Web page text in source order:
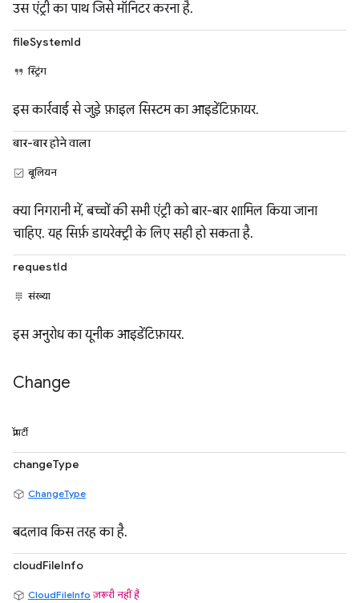
उस एंट्री का पाथ जिसे मॉनिटर करना है.
fileSystemId
स्ट्रिंग
इस कार्रवाई से जुड़े फ़ाइल सिस्टम का आइडेंटिफ़ायर.
बार-बार होने वाला
बूलियन
क्या निगरानी में, बच्चों की सभी एंट्री को बार-बार शामिल किया जाना
चाहिए. यह सिर्फ़ डायरेक्ट्री के लिए सही हो सकता है.
requestId
संख्या
इस अनुरोध का यूनीक आइडेंटिफ़ायर.
Change
प्रॉपर्टी
changeType
ChangeType
बदलाव किस तरह का है.
cloudFileInfo
CloudFileInfo ज़रूरी नहीं है